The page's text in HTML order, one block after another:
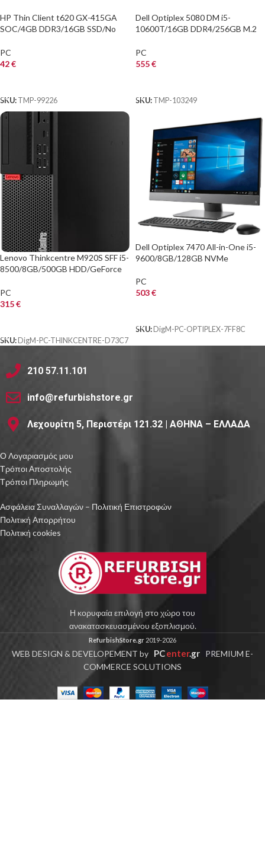
HP Thin Client t620 GX-415GA
SOC/4GB DDR3/16GB SSD/No
PC
42€
SKU: TMP-99226
Dell Optiplex 5080 DM i5-
10600T/16GB DDR4/256GB M.2
Refurbished PC
PC
555€
SKU: TMP-103249
Lenovo Thinkcentre M920S SFF i5-
8500/8GB/500GB HDD/GeForce
PC
315€
SKU: DigM-PC-THINKCENTRE-D73C7
Dell Optiplex 7470 All-in-One i5-
9600/8GB/128GB NVMe
PC
503€
SKU: DigM-PC-OPTIPLEX-7FF8C
210 57.11.101
info@refurbishstore.gr
Λεχουρίτη 5, Περιστέρι 121.32 | ΑΘΗΝΑ – ΕΛΛΑΔΑ
Ο Λογαριασμός μου
Τρόποι Αποστολής
Τρόποι Πληρωμής
Ασφάλεια Συναλλαγών – Πολιτική Επιστροφών
Πολιτική Απορρήτου
Πολιτική cookies
Η κορυφαία επιλογή στο χώρο του
ανακατασκευασμένου εξοπλισμού.
RefurbishStore.gr 2019-2026
WEB DESIGN & DEVELOPEMENT by PCenter.gr PREMIUM E-
COMMERCE SOLUTIONS